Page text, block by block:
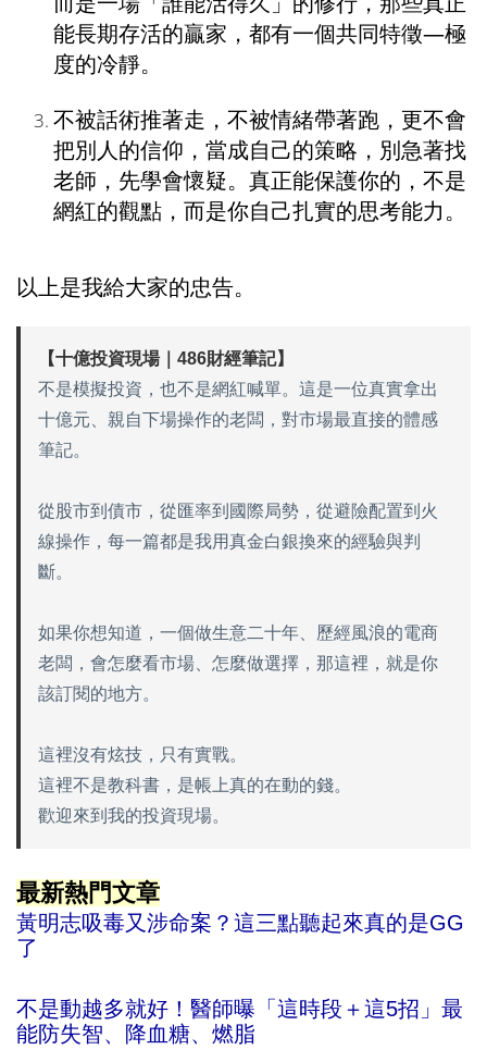
能長期存活的贏家，都有一個共同特徵—極
度的冷靜。
不被話術推著走，不被情緒帶著跑，更不會
把別人的信仰，當成自己的策略，別急著找
老師，先學會懷疑。真正能保護你的，不是
網紅的觀點，而是你自己扎實的思考能力。
以上是我給大家的忠告。
【十億投資現場｜486財經筆記】
不是模擬投資，也不是網紅喊單。這是一位真實拿出
十億元、親自下場操作的老闆，對市場最直接的體感
筆記。
從股市到債市，從匯率到國際局勢，從避險配置到火
線操作，每一篇都是我用真金白銀換來的經驗與判
斷。
如果你想知道，一個做生意二十年、歷經風浪的電商
老闆，會怎麼看市場、怎麼做選擇，那這裡，就是你
該訂閱的地方。
這裡沒有炫技，只有實戰。
這裡不是教科書，是帳上真的在動的錢。
歡迎來到我的投資現場。
最新熱門文章
黃明志吸毒又涉命案？這三點聽起來真的是GG
了
不是動越多就好！醫師曝「這時段＋這5招」最
能防失智、降血糖、燃脂